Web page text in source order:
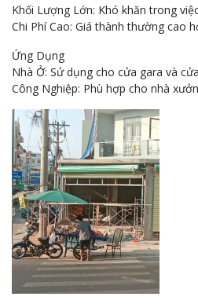
Khối Lượng Lớn: Khó khăn trong
Chi Phí Cao: Giá thành thường cao
Ứng Dụng
Nhà Ở: Sử dụng cho cửa gara và
Công Nghiệp: Phù hợp cho nhà